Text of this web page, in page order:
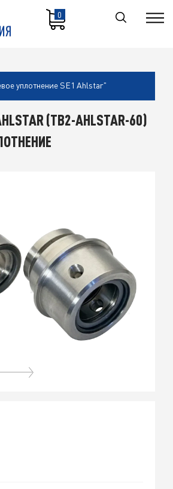
0
уплотнение SE1 Ahlstar"
(TB2-AHLSTAR-60)